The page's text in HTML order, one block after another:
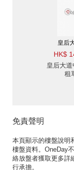
皇后
HK$
皇后大
租
免責聲明
本頁顯示的樓盤說明
樓盤資料。OneDay
絡放盤者獲取更多詳
行承擔。